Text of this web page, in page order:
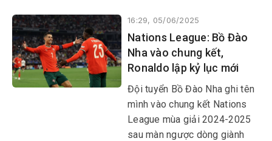
quả.
16:29, 05/06/2025
Nations League: Bồ Đào
Nha vào chung kết,
Ronaldo lập kỷ lục mới
Đội tuyển Bồ Đào Nha ghi tên
mình vào chung kết Nations
League mùa giải 2024-2025
sau màn ngược dòng giành